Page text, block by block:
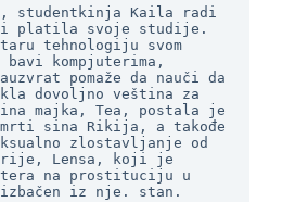
studentkinja Kaila radi
platila svoje studije.
tehnologiju svom
kompjuterima,
pomaže da nauči da
dovoljno veština za
majka, Tea, postala je
smrti sina Rikija, a takođe
zlostavljanje od
Lensa, koji je
tera na prostituciju u
izbačen iz nje. stan.